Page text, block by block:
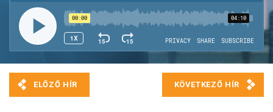
PLAYLIST
MI AZ A ROBOT PODCAST?